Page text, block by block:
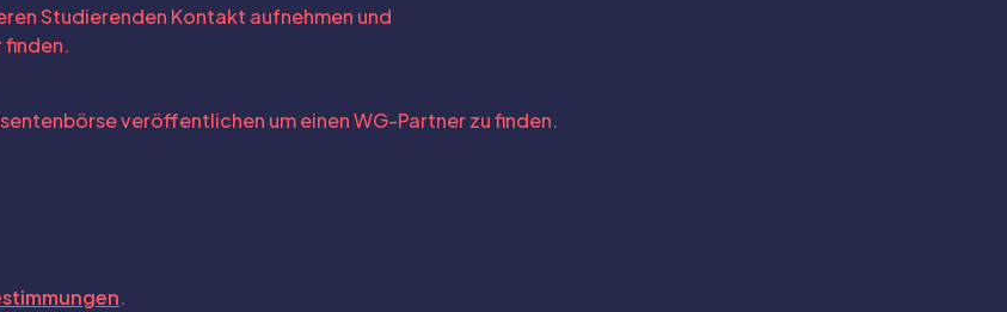
Studierenden Kontakt aufnehmen und
finden.
veröffentlichen um einen WG-Partner zu finden.
.